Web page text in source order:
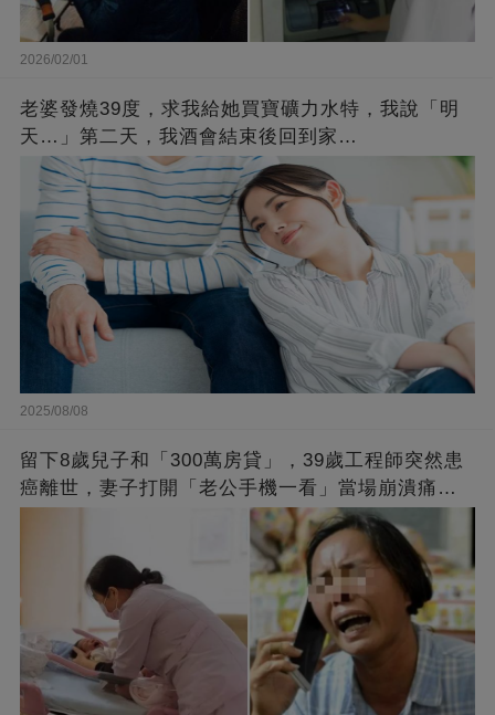
2026/02/01
老婆發燒39度，求我給她買寶礦力水特，我說「明
天…」第二天，我酒會結束後回到家…
2025/08/08
留下8歲兒子和「300萬房貸」，39歲工程師突然患
癌離世，妻子打開「老公手機一看」當場崩潰痛